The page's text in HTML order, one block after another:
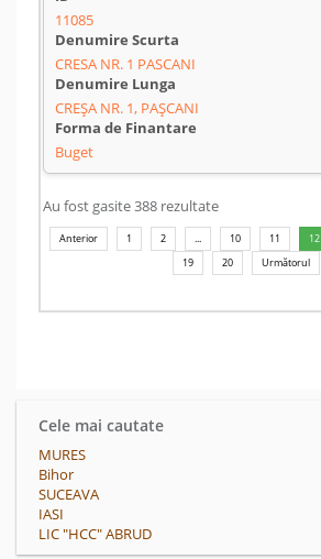
11085
CRESA NR. 1 PASCANI
CREȘA NR. 1, PAȘCANI
Buget
Au fost gasite 388 rezultate
Anterior 1 2 ... 10 11 12
19
20 Următorul
Cele mai cautate
MURES
Bihor
SUCEAVA
IASI
LIC "HCC" ABRUD